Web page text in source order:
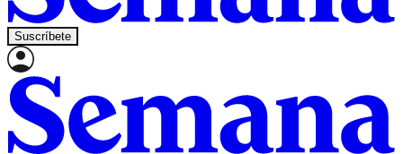
Suscríbete